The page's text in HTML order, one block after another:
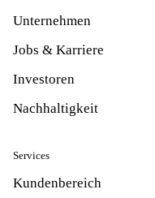
Unternehmen
Jobs & Karriere
Investoren
Nachhaltigkeit
Services
Kundenbereich